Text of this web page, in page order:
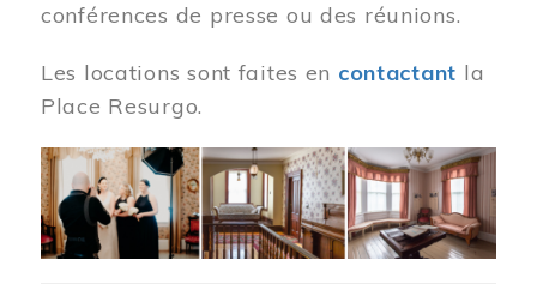
conférences de presse ou des réunions.
Les locations sont faites en contactant la
Place Resurgo.
Image